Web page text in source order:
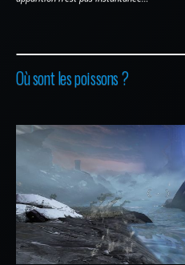
Où sont les poissons ?